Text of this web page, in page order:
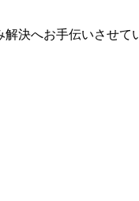
決へお手伝いさせて